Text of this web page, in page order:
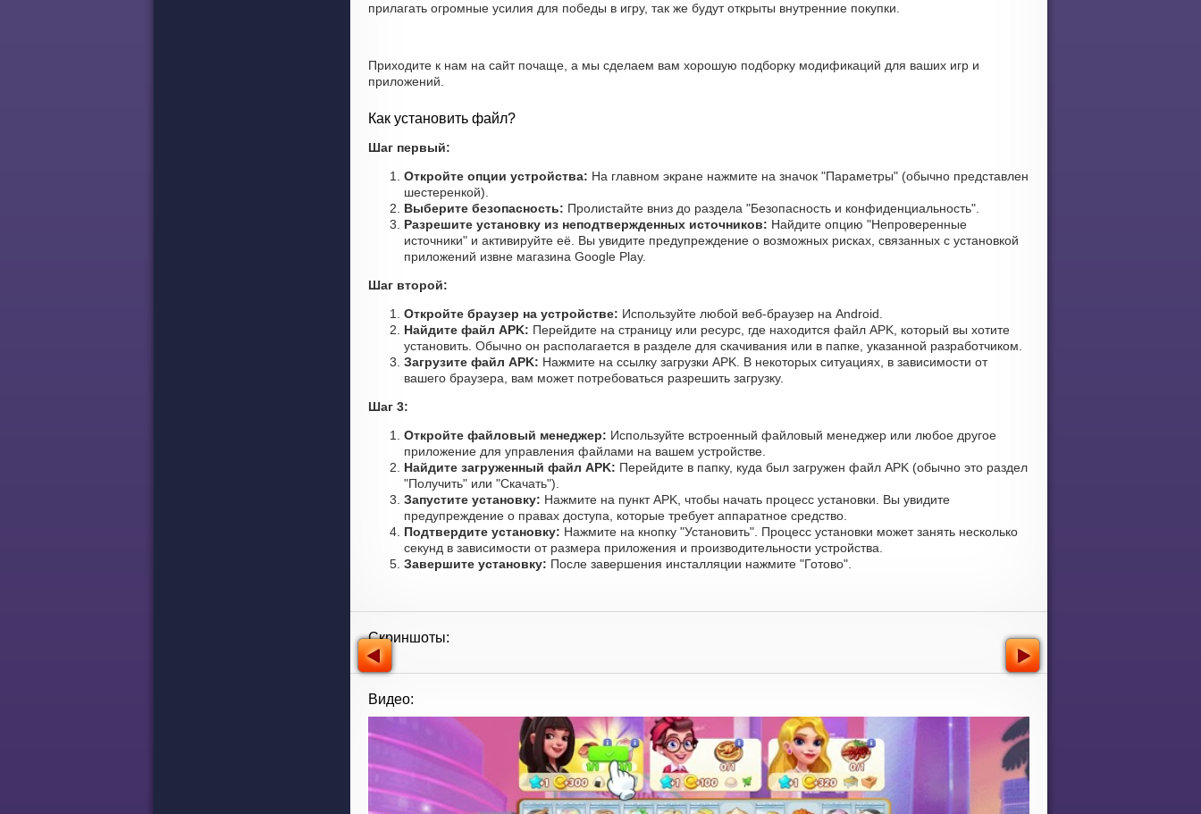
прилагать огромные усилия для победы в игру, так же будут открыты внутренние покупки.
Приходите к нам на сайт почаще, а мы сделаем вам хорошую подборку модификаций для ваших игр и
приложений.
Как установить файл?
Шаг первый:
Откройте опции устройства: На главном экране нажмите на значок "Параметры" (обычно представлен
шестеренкой).
Выберите безопасность: Пролистайте вниз до раздела "Безопасность и конфиденциальность".
Разрешите установку из неподтвержденных источников: Найдите опцию "Непроверенные
источники" и активируйте её. Вы увидите предупреждение о возможных рисках, связанных с установкой
приложений извне магазина Google Play.
Шаг второй:
Откройте браузер на устройстве: Используйте любой веб-браузер на Android.
Найдите файл APK: Перейдите на страницу или ресурс, где находится файл APK, который вы хотите
установить. Обычно он располагается в разделе для скачивания или в папке, указанной разработчиком.
Загрузите файл APK: Нажмите на ссылку загрузки APK. В некоторых ситуациях, в зависимости от
вашего браузера, вам может потребоваться разрешить загрузку.
Шаг 3:
Откройте файловый менеджер: Используйте встроенный файловый менеджер или любое другое
приложение для управления файлами на вашем устройстве.
Найдите загруженный файл APK: Перейдите в папку, куда был загружен файл APK (обычно это раздел
"Получить" или "Скачать").
Запустите установку: Нажмите на пункт APK, чтобы начать процесс установки. Вы увидите
предупреждение о правах доступа, которые требует аппаратное средство.
Подтвердите установку: Нажмите на кнопку "Установить". Процесс установки может занять несколько
секунд в зависимости от размера приложения и производительности устройства.
Завершите установку: После завершения инсталляции нажмите "Готово".
Скриншоты:
Видео: